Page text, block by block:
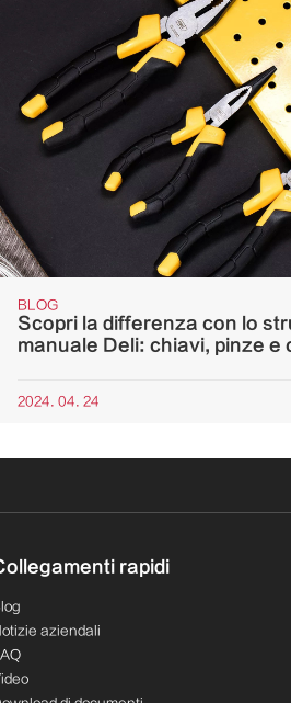
BLOG
Scopri la differenza con lo
manuale Deli: chiavi, pinze e
2024. 04. 24
rapidi
aziendali